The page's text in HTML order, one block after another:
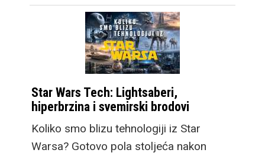
Star Wars Tech: Lightsaberi,
hiperbrzina i svemirski brodovi
Koliko smo blizu tehnologiji iz Star
Warsa? Gotovo pola stoljeća nakon